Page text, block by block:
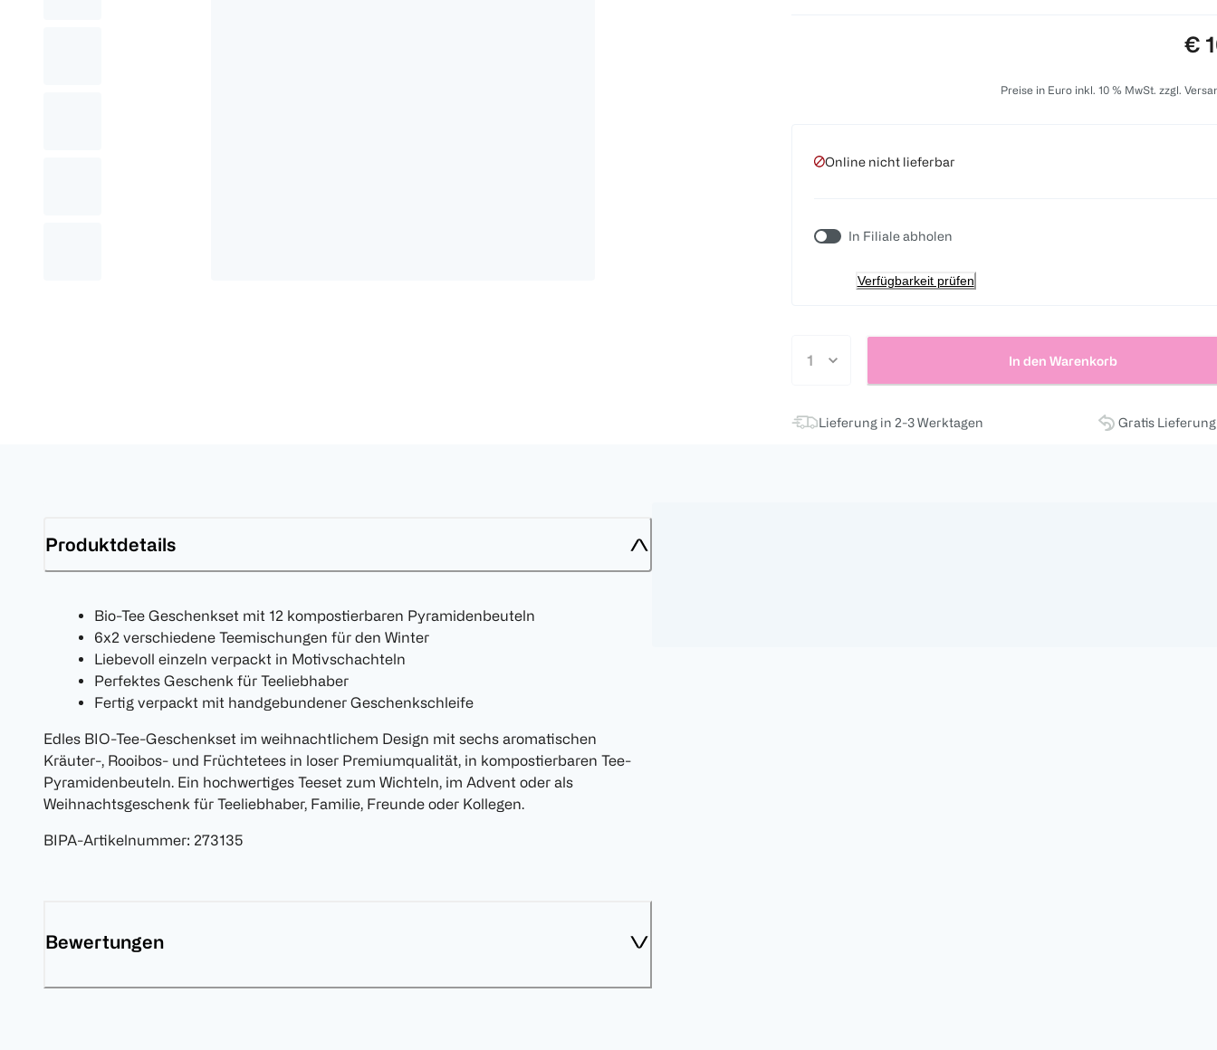
€
Preise in Euro inkl. 10 % MwSt. zzgl.
Online nicht lieferbar
In Filiale abholen
Verfügbarkeit prüfen
In den Warenkorb
Lieferung in 2-3 Werktagen Gratis
Produktdetails
Bio-Tee Geschenkset mit 12 kompostierbaren Pyramidenbeuteln
6x2 verschiedene Teemischungen für den Winter
Liebevoll einzeln verpackt in Motivschachteln
Perfektes Geschenk für Teeliebhaber
Fertig verpackt mit handgebundener Geschenkschleife
Edles BIO-Tee-Geschenkset im weihnachtlichem Design mit sechs aromatischen
Kräuter-, Rooibos- und Früchtetees in loser Premiumqualität, in kompostierbaren Tee-
Pyramidenbeuteln. Ein hochwertiges Teeset zum Wichteln, im Advent oder als
Weihnachtsgeschenk für Teeliebhaber, Familie, Freunde oder Kollegen.
BIPA-Artikelnummer: 273135
Bewertungen